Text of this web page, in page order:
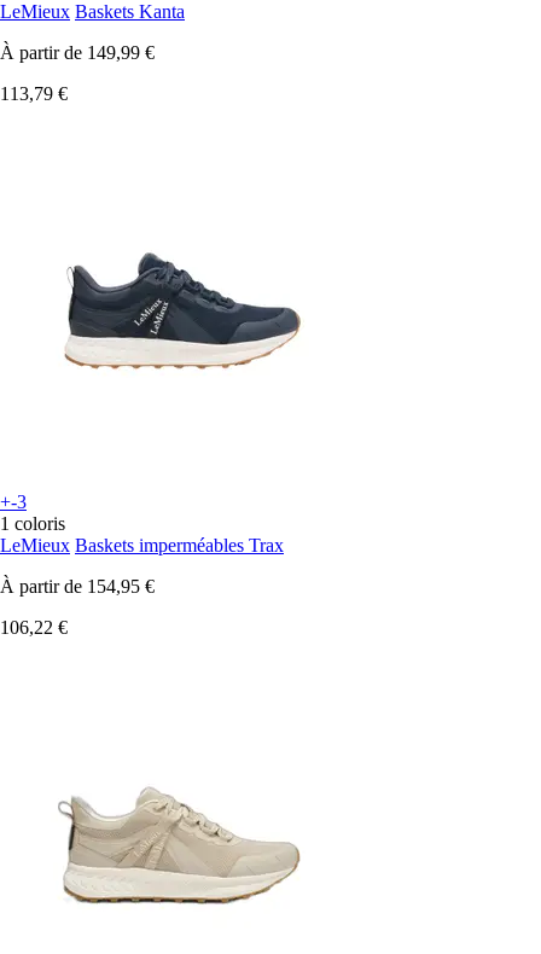
LeMieux Baskets Kanta
À partir de 149,99 €
113,79 €
+-3
1 coloris
LeMieux Baskets imperméables Trax
À partir de 154,95 €
106,22 €